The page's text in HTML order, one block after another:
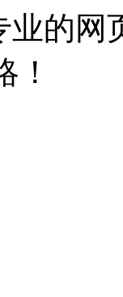
业的网
！